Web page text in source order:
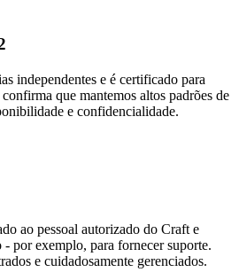
independentes e é certificado para
que mantemos altos padrões de
e confidencialidade.
ao pessoal autorizado do Craft e
- por exemplo, para fornecer suporte.
e cuidadosamente gerenciados.